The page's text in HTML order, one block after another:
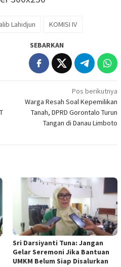
Lahidjun KOMISI IV
SEBARKAN
Pos berikutnya
Warga Resah Soal Kepemilikan
Tanah, DPRD Gorontalo Turun
Tangan di Danau Limboto
Sri Darsiyanti Tuna: Jangan
Gelar Seremoni Jika Bantuan
UMKM Belum Siap Disalurkan